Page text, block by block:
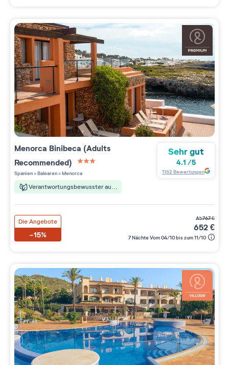
Menorca Binibeca (Adults
Recommended)
3 étoiles sur 5
Spanien>Balearen>Menorca
Verantwortungsbewusster aufenthalt
Sehr gut
4.1 /5
1162 Bewertungen
Die Angebote
-15%
ab767€
652€
7 Nächte Vom 04/10 bis zum 11/10